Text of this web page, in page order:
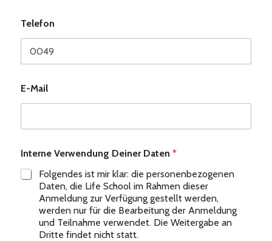
Telefon
E-Mail
Interne Verwendung Deiner Daten *
Folgendes ist mir klar: die personenbezogenen
Daten, die Life School im Rahmen dieser
Anmeldung zur Verfügung gestellt werden,
werden nur für die Bearbeitung der Anmeldung
und Teilnahme verwendet. Die Weitergabe an
Dritte findet nicht statt.